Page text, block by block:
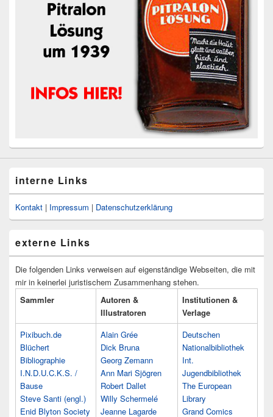
interne Links
Kontakt | Impressum | Datenschutzerklärung
externe Links
Die folgenden Links verweisen auf eigenständige Webseiten, die mit
mir in keinerlei juristischem Zusammenhang stehen.
Sammler
Autoren &
Illustratoren
Institutionen &
Verlage
Pixibuch.de
Blüchert
Bibliographie
I.N.D.U.C.K.S. /
Bause
Steve Santi (engl.)
Enid Blyton Society
Alain Grée
Dick Bruna
Georg Zemann
Ann Mari Sjögren
Robert Dallet
Willy Schermelé
Jeanne Lagarde
Deutschen
Nationalbibliothek
Int.
Jugendbibliothek
The European
Library
Grand Comics